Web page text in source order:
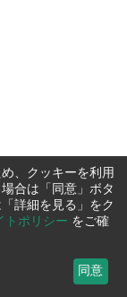
、クッキーを利用
合は「同意」ボタ
詳細を見る」をク
トポリシー をご確
同意